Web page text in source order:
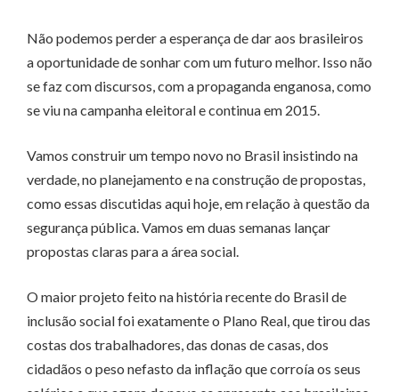
Não podemos perder a esperança de dar aos brasileiros
a oportunidade de sonhar com um futuro melhor. Isso não
se faz com discursos, com a propaganda enganosa, como
se viu na campanha eleitoral e continua em 2015.
Vamos construir um tempo novo no Brasil insistindo na
verdade, no planejamento e na construção de propostas,
como essas discutidas aqui hoje, em relação à questão da
segurança pública. Vamos em duas semanas lançar
propostas claras para a área social.
O maior projeto feito na história recente do Brasil de
inclusão social foi exatamente o Plano Real, que tirou das
costas dos trabalhadores, das donas de casas, dos
cidadãos o peso nefasto da inflação que corroía os seus